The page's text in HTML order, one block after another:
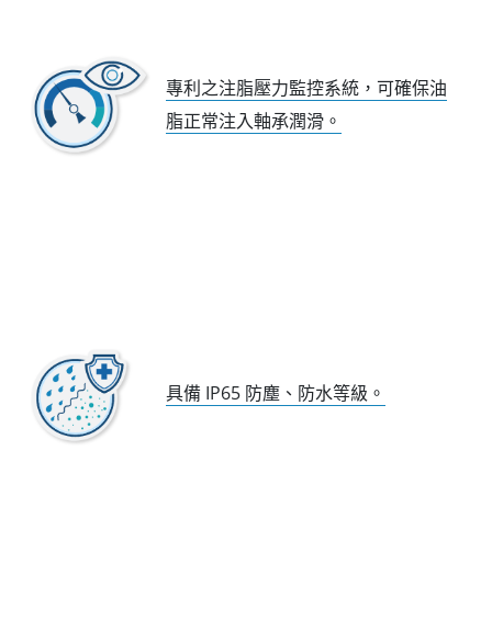
專利之注脂壓力監控系統，可確保油
脂正常注入軸承潤滑。
具備 IP65 防塵、防水等級。